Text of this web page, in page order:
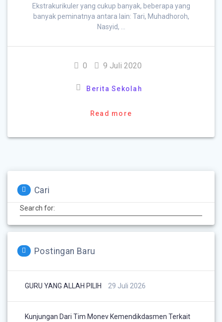
Ekstrakurikuler yang cukup banyak, beberapa yang
banyak peminatnya antara lain: Tari, Muhadhoroh,
Nasyid, …
0 9 Juli 2020
Berita Sekolah
Read more
Cari
Search for:
Postingan Baru
GURU YANG ALLAH PILIH 29 Juli 2026
Kunjungan Dari Tim Monev Kemendikdasmen Terkait